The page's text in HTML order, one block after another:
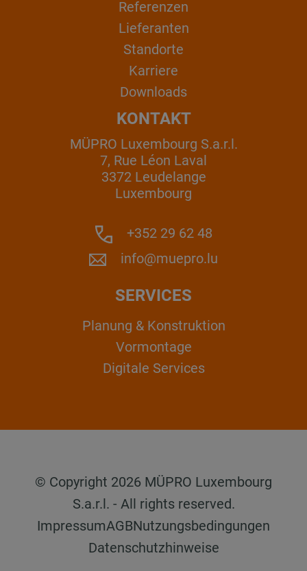
Referenzen
Lieferanten
Standorte
Karriere
Downloads
KONTAKT
MÜPRO Luxembourg S.a.r.l.
7, Rue Léon Laval
3372 Leudelange
Luxembourg
+352 29 62 48
info@muepro.lu
SERVICES
Planung & Konstruktion
Vormontage
Digitale Services
© Copyright 2026 MÜPRO Luxembourg
S.a.r.l. - All rights reserved.
ImpressumAGBNutzungsbedingungen
Datenschutzhinweise